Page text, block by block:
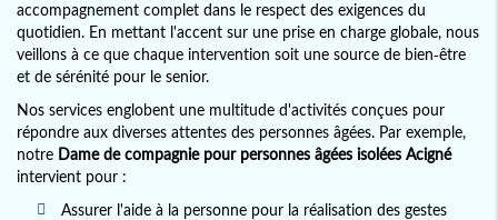
accompagnement complet dans le respect des exigences du
quotidien. En mettant l'accent sur une prise en charge globale, nous
veillons à ce que chaque intervention soit une source de bien-être
et de sérénité pour le senior.
Nos services englobent une multitude d'activités conçues pour
répondre aux diverses attentes des personnes âgées. Par exemple,
notre Dame de compagnie pour personnes âgées isolées Acigné
intervient pour :
Assurer l'aide à la personne pour la réalisation des gestes